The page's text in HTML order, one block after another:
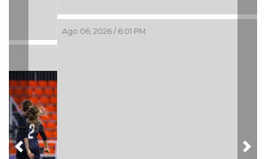
Ago 06, 2026 / 6:01 PM
Previous